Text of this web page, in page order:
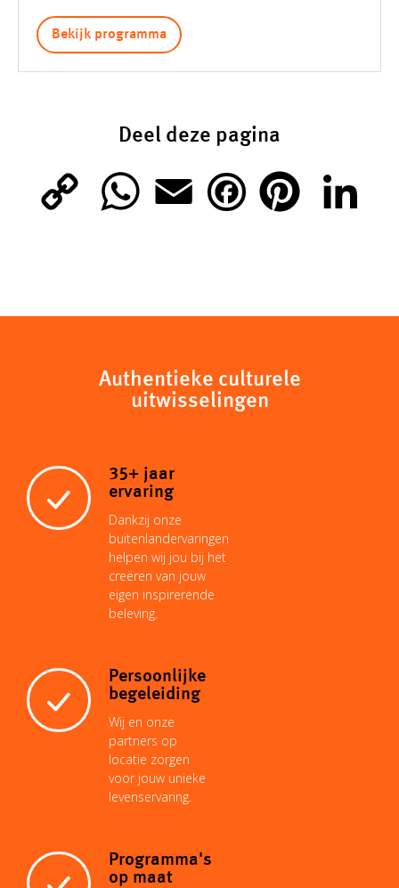
Bekijk programma
Deel deze pagina
n
W
s
p
p
l
F
b
Authentieke culturele
uitwisselingen
35+ jaar
ervaring
Dankzij onze
buitenlandervaringen
helpen wij jou bij het
creëren van jouw
eigen inspirerende
beleving.
Persoonlijke
begeleiding
Wij en onze
partners op
locatie zorgen
voor jouw unieke
levenservaring.
Programma's
op maat